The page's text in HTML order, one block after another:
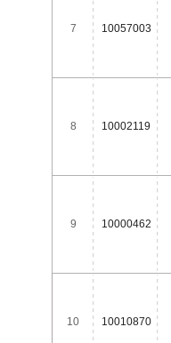
7 10057003
8 10002119
9 10000462
10 10010870